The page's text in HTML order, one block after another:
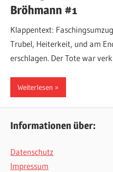
Bröhmann #1
Klappentext:
Trubel, Heiterkeit, und am
erschlagen. Der Tote war
Weiterlesen
Informationen über:
Datenschutz
Impressum